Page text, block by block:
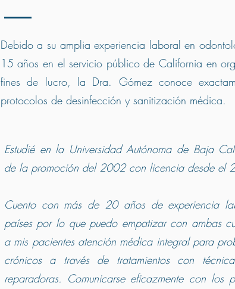
Debido a su amplia experiencia laboral en
15 años en el servicio público de California en
fines de lucro, la Dra. Gómez conoce
protocolos de desinfección y sanitización médica.
Estudié en la Universidad Autónoma de Baja
de la promoción del 2002 con licencia desde el
Cuento con más de 20 años de experiencia
países por lo que puedo empatizar con ambas
a mis pacientes atención médica integral para
crónicos a través de tratamientos con
reparadoras. Comunicarse eficazmente con los